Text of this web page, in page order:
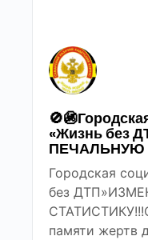
«Жизнь без
ПЕЧАЛЬНУЮ
Городская
без
памяти жертв